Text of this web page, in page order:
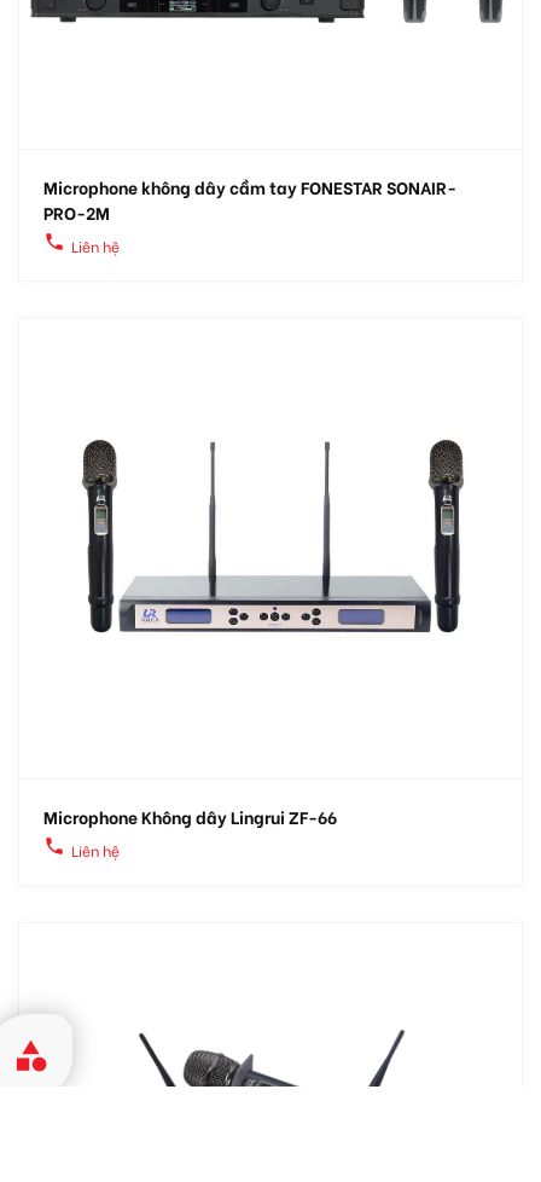
Microphone không dây cầm tay FONESTAR SONAIR-
PRO-2M
local_phone Liên hệ
Microphone Không dây Lingrui ZF-66
local_phone Liên hệ
category